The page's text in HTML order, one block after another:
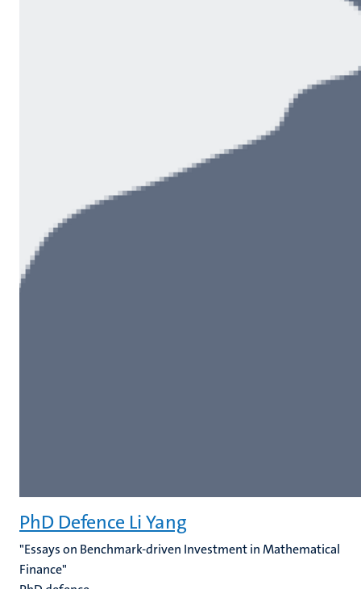
PhD Defence Li Yang
"Essays on Benchmark-driven Investment in Mathematical
Finance"